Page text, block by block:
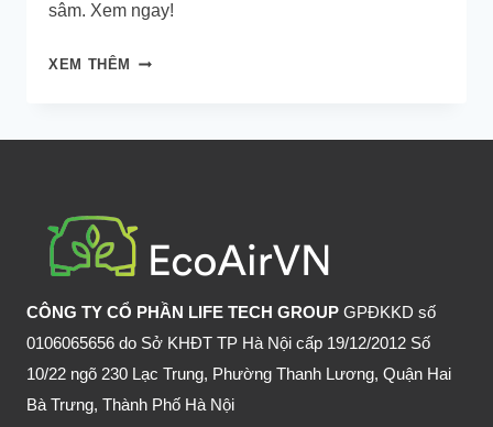
sâm. Xem ngay!
XEM THÊM
HỒNG
RƯỢU
KHÔNG?
CÔNG TY CỔ PHẦN LIFE TECH GROUP GPĐKKD số
0106065656 do Sở KHĐT TP Hà Nội cấp 19/12/2012 Số
10/22 ngõ 230 Lạc Trung, Phường Thanh Lương, Quận Hai
Bà Trưng, Thành Phố Hà Nội